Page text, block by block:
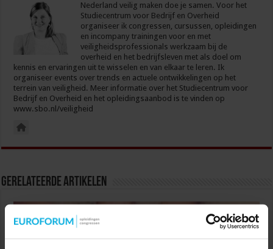
Nederland veilig maken doe je samen. Voor het
Studiecentrum voor Bedrijf en Overheid
organiseer ik congressen, cursussen, opleidingen
en incompany trainingen voor en met
veiligheidsprofessionals werkzaam bij de
overheid en het bedrijfsleven met als doel om
kennis en ervaringen uit te wisselen en van elkaar te leren. Ik
organiseer events over trends en actuele ontwikkelingen op het
terrein van veiligheid. Meer informatie over het Studiecentrum voor
Bedrijf en Overheid en het opleidingsaanbod is te vinden op
www.sbo.nl/veiligheid
Gerelateerde Artikelen